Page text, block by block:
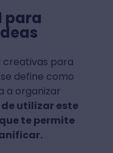
para
creativas para
define como
a organizar
utilizar este
te permite